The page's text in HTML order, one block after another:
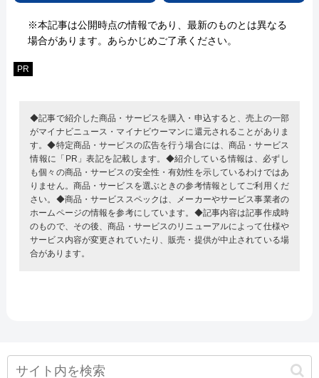
※本記事は公開時点の情報であり、最新のものとは異なる
場合があります。あらかじめご了承ください。
PR
◆記事で紹介した商品・サービスを購入・申込すると、売上の一部
がマイナビニュース・マイナビウーマンに還元されることがありま
す。◆特定商品・サービスの広告を行う場合には、商品・サービス
情報に「PR」表記を記載します。◆紹介している情報は、必ずし
も個々の商品・サービスの安全性・有効性を示しているわけではあ
りません。商品・サービスを選ぶときの参考情報としてご利用くだ
さい。◆商品・サービススペックは、メーカーやサービス事業者の
ホームページの情報を参考にしています。◆記事内容は記事作成時
のもので、その後、商品・サービスのリニューアルによって仕様や
サービス内容が変更されていたり、販売・提供が中止されている場
合があります。